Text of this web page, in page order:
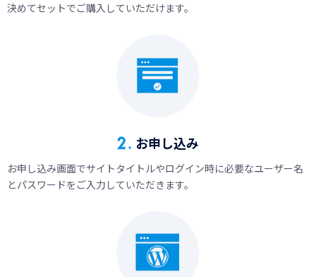
決めてセットでご購入していただけます。
お申し込み
お申し込み画面でサイトタイトルやログイン時に必要なユーザー名
とパスワードをご入力していただきます。